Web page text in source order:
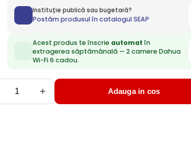
Instituție publică sau bugetară?
Postăm produsul în catalogul SEAP
Acest produs te înscrie automat în
extragerea săptămânală — 2 camere Dahua
Wi-Fi 6 cadou.
+ Adauga in cos